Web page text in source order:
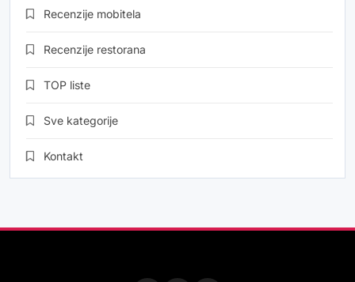
Recenzije mobitela
Recenzije restorana
TOP liste
Sve kategorije
Kontakt